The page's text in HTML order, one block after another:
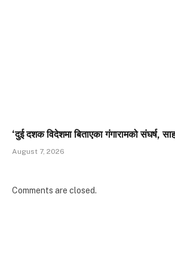
‘दुई दशक विदेशमा बिताएका गंगारामको संघर्ष,
August 7, 2026
Comments are closed.